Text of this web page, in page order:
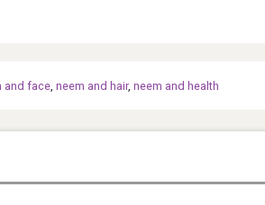
and face, neem and hair, neem and health